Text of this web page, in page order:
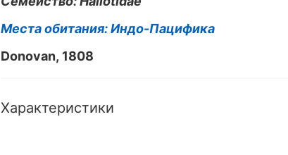
Места обитания: Индо-Пацифика
Donovan, 1808
Характеристики